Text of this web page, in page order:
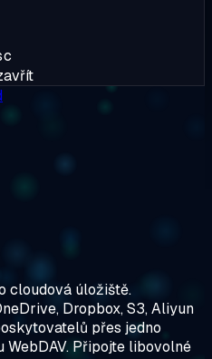
cloudová úložiště.
Dropbox, S3, Aliyun
přes jedno
Připojte libovolné